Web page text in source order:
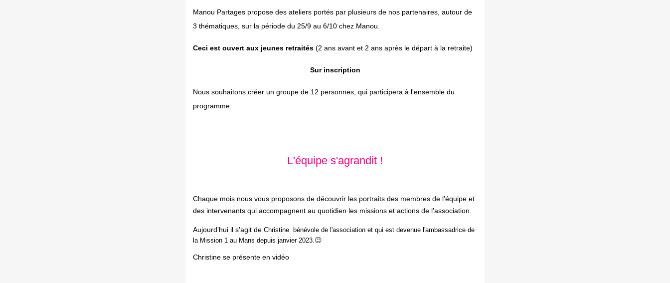
Manou Partages propose des ateliers portés par plusieurs de nos partenaires, autour de
3 thématiques, sur la période du 25/9 au 6/10 chez Manou.
Ceci est ouvert aux jeunes retraités (2 ans avant et 2 ans après le départ à la retraite)
Sur inscription
Nous souhaitons créer un groupe de 12 personnes, qui participera à l'ensemble du
programme.
L'équipe s'agrandit !
Chaque mois nous vous proposons de découvrir les portraits des membres de l'équipe et
des intervenants qui accompagnent au quotidien les missions et actions de l'association.
Aujourd'hui il s'agit de Christine bénévole de l'association et qui est devenue l'ambassadrice de
la Mission 1 au Mans depuis janvier 2023.😉
Christine se présente en vidéo